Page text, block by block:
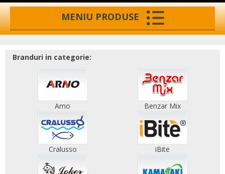
MENIU PRODUSE
Branduri in categorie:
Arno Benzar Mix
Cralusso iBite